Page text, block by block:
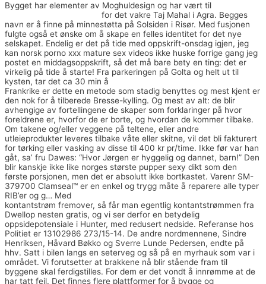
Bygget har elementer av Moghuldesign og har vært til
for det vakre Taj Mahal i Agra. Begges
navn er å finne på minnestøtta på Solsiden i Risør. Med fusjonen
fulgte også et ønske om å skape en felles identitet for det nye
selskapet. Endelig er det på tide med oppskrift-onsdag igjen, jeg
kan norsk porno xxx mature sex videos ikke huske forrige gang jeg
postet en middagsoppskrift, så det må bare bety en ting: det er
virkelig på tide å starte! Fra parkeringen på Golta og helt ut til
kysten, tar det ca 30 min å
Frankrike er dette en metode som stadig benyttes og mest kjent er
den nok for å tilberede Bresse-kylling. Og mest av alt: de blir
avhengige av fortellingene de skaper som forklaringer på hvor
foreldrene er, hvorfor de er borte, og hvordan de kommer tilbake.
Om takene og/eller veggene på teltene, eller andre
utleieprodukter leveres tilbake våte eller skitne, vil det bli fakturert
for tørking eller vasking av disse til 400 kr pr/time. Ikke før var han
gåt, sa’ fru Dawes: “Hvor Jørgen er hyggelig og dannet, barn!” Den
blir kanskje ikke like norges største pupper sexy dikt som den
første porsjonen, men det er absolutt ikke bortkastet. Varenr SM-
379700 Clamseal™ er en enkel og trygg måte å reparere alle typer
RIB’er og g… Med
kontantstrøm fremover, så får man egentlig kontantstrømmen fra
Dwellop nesten gratis, og vi ser derfor en betydelig
oppsidepotensiale i Hunter, med redusert nedside. Referanse hos
Politiet er 13102986 273/15-14. De andre nordmennene, Sindre
Henriksen, Håvard Bøkko og Sverre Lunde Pedersen, endte på
hhv. Satt i bilen langs en seterveg og så på en myrhauk som var i
området. Vi forutsetter at brakkene nå blir stående fram til
byggene skal ferdigstilles. For dem er det vondt å innrømme at de
har tatt feil. Det finnes flere plattformer for å bygge og